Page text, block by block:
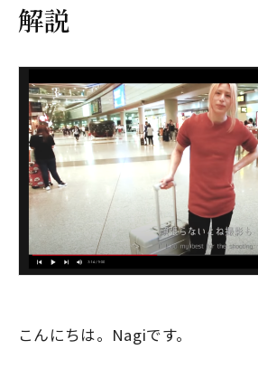
解説
こんにちは。Nagiです。